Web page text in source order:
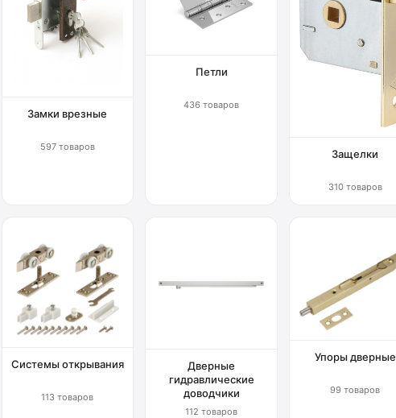
Замки врезные
597 товаров
Петли
436 товаров
Защелки
310 товаров
Системы открывания
113 товаров
Дверные
гидравлические
доводчики
112 товаров
Упоры дверные
99 товаров